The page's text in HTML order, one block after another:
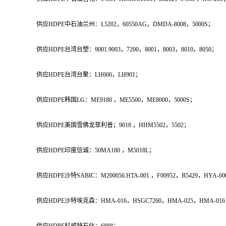
供应HDPE中石油兰州：L5202，60550AG，DMDA-8008，5000S；
供应HDPE台湾台塑：9001.9003，7200，8001，8003，8010，8050；
供应HDPE台湾台聚：LH606，LH901；
供应HDPE韩国LG：ME9180 ，ME5500，ME8000，5000S；
供应HDPE美国雪佛龙菲利普；9018 ，HHM5502，5502；
供应HDPE印度信诚：50MA180 ，M5018L；
供应HDPE沙特SABIC：M200056.HTA-001 ，F00952，B5429，HYA-600
供应HDPE沙特埃克森：HMA-016，HSGC7260，HMA-025，HMA-016